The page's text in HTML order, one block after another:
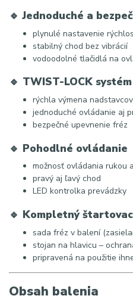
🔹Jednoduché a
plynulé nastavenie
stabilný chod bez vibrácií
vodoodolné tlačidlá na
🔹 TWIST-LOCK systém
rýchla výmena
jednoduché ovládanie aj
bezpečné upevnenie fréz
🔹 Pohodlné ovládanie
možnosť ovládania rukou
pravý aj ľavý chod
LED kontrolka prevádzky
🔹 Kompletný
sada fréz v balení
stojan na hlavicu –
pripravená na použitie
Obsah balenia